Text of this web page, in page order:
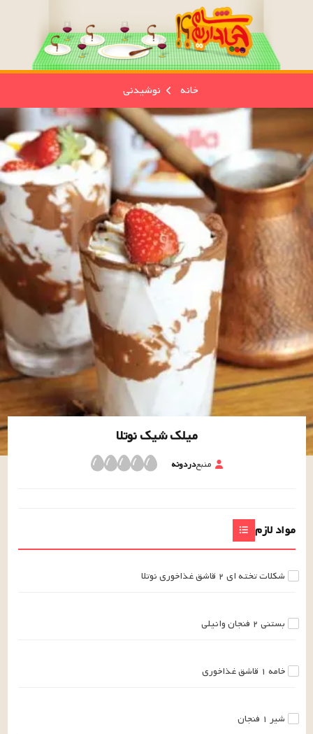
خانه نوشیدنی
میلک شیک نوتلا
منبعدردونه
مواد لازم
شکلات تخته ای ۲ قاشق غذاخورینوتلا
بستنی ۲ فنجانوانیلی
خامه ۱ قاشق غذاخوری
شیر ۱ فنجان